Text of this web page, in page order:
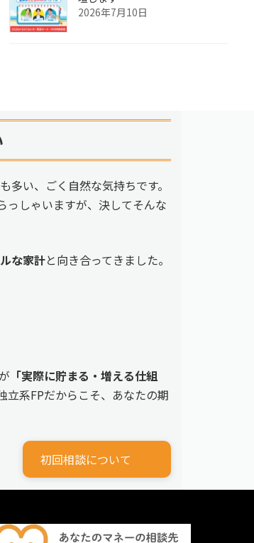
2026年7月10日
い、ごく自然な気持ちです。
っしゃいますが、決してそんな
な家計と向き合ってきました。
「実際に貯まる・増える仕組
立系FPだからこそ、あなたの期
初回相談について